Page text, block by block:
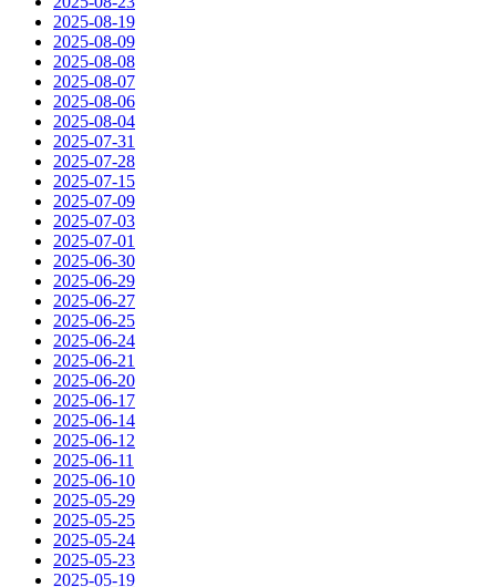
2025-08-19
2025-08-09
2025-08-08
2025-08-07
2025-08-06
2025-08-04
2025-07-31
2025-07-28
2025-07-15
2025-07-09
2025-07-03
2025-07-01
2025-06-30
2025-06-29
2025-06-27
2025-06-25
2025-06-24
2025-06-21
2025-06-20
2025-06-17
2025-06-14
2025-06-12
2025-06-11
2025-06-10
2025-05-29
2025-05-25
2025-05-24
2025-05-23
2025-05-19